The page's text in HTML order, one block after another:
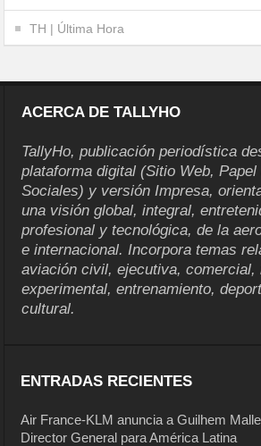
TH | Última Hora
ACERCA DE TALLYHO
TallyHo, publicación periodística
plataforma digital (Sitio Web,
Sociales) y versión Impresa,
una visión global, integral,
profesional y tecnológica, de la
e internacional. Incorpora temas
aviación civil, ejecutiva, comercial,
experimental, entrenamiento,
cultural.
ENTRADAS RECIENTES
Air France-KLM anuncia a Guilhem
Director General para América Latina